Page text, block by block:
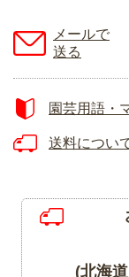
メールで
送る
園芸用語・
送料につい
(北海